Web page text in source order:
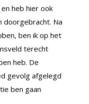
heb hier ook
doorgebracht. Na
ben ik op het
terecht
heb. De
gevolg afgelegd
ben gaan